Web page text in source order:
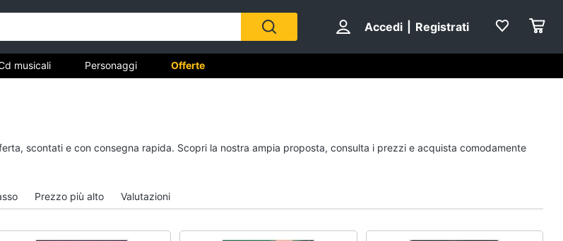
Accedi Registrati
disney film
Musica Leggera
musicali Personaggi Offerte
scontati e con consegna rapida. Scopri la nostra ampia proposta, consulta i prezzi e acquista comodamente
Prezzo più alto Valutazioni